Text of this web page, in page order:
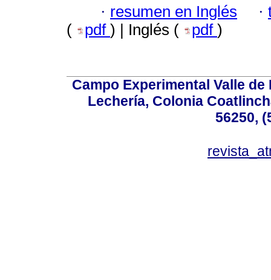
· resumen en Inglés ·
(
pdf ) | Inglés ( pdf )
Campo Experimental Valle
Lechería, Colonia
56250,